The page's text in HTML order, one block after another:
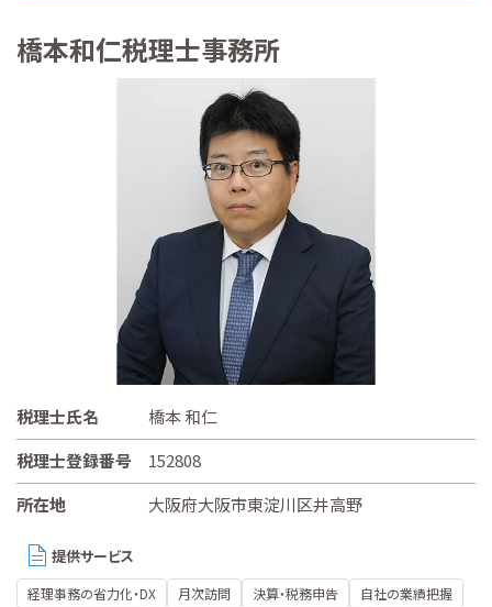
橋本和仁税理士事務所
税理士氏名
橋本 和仁
税理士登録番号
152808
所在地
大阪府大阪市東淀川区井高野
提供サービス
経理事務の省力化・DX 月次訪問 決算・税務申告
自社の業績把握